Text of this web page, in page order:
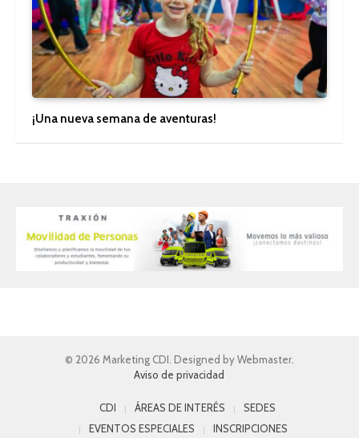
¡Una nueva semana de aventuras!
© 2026 Marketing CDI. Designed by Webmaster.
Aviso de privacidad
CDI ÁREAS DE INTERÉS
SEDES
EVENTOS ESPECIALES
INSCRIPCIONES